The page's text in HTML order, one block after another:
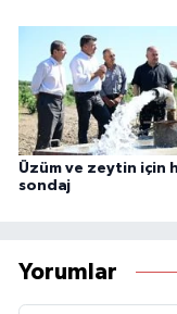
Üzüm ve zeytin için
sondaj
Yorumlar